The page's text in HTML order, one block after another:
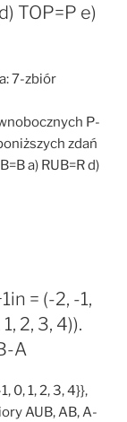
TOP=P e)
7-zbiór
P-
zdań
a) RUB=R d)
= (-2, -1,
2, 3, 4)).
A
0, 1, 2, 3, 4}},
AUB, AB, A-